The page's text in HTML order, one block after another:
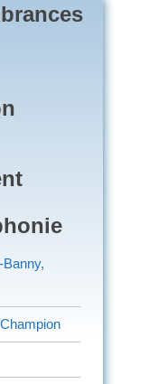
Banny,